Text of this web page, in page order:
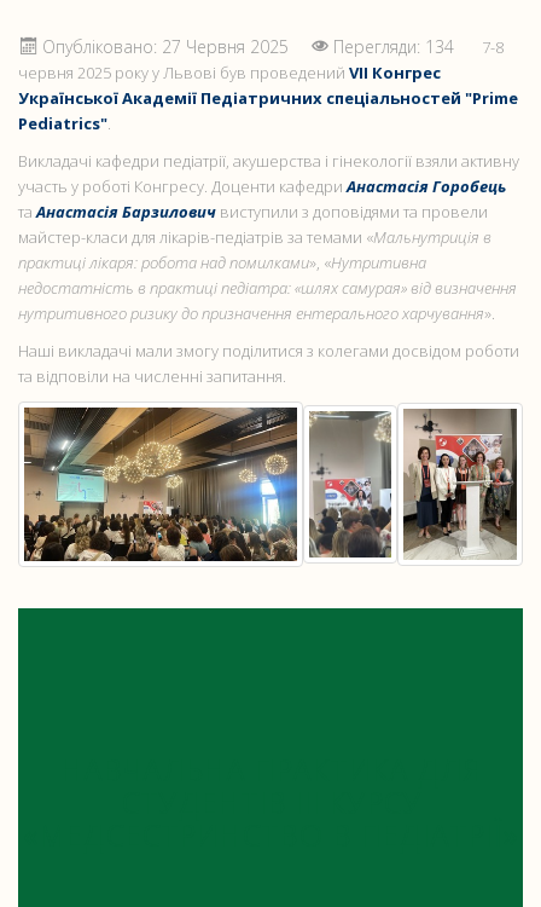
Опубліковано: 27 Червня 2025 Перегляди: 134
7-8
червня 2025 року у Львові був проведений VII Конгрес
Української Академії Педіатричних спеціальностей "Prime
Pediatrics".
Викладачі кафедри педіатрії, акушерства і гінекології взяли активну
участь у роботі Конгресу. Доценти кафедриАнастасія Горобець
таАнастасія Барзилович виступили з доповідями та провели
майстер-класи для лікарів-педіатрів за темами «Мальнутриція в
практиці лікаря: робота над помилками», «Нутритивна
недостатність в практиці педіатра: «шлях самурая» від визначення
нутритивного ризику до призначення ентерального харчування».
Наші викладачі мали змогу поділитися з колегами досвідом роботи
та відповіли на численні запитання.